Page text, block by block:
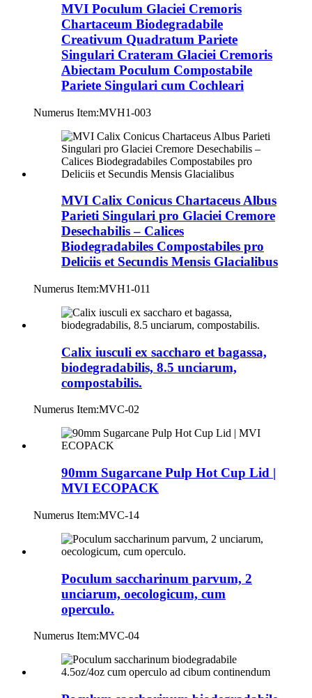
MVI Poculum Glaciei Cremoris
Chartaceum Biodegradabile
Creativum Quadratum Pariete
Singulari Crateram Glaciei Cremoris
Abiectam Poculum Compostabile
Pariete Singulari cum Cochleari
Numerus Item:MVH1-003
MVI Calix Conicus Chartaceus Albus
Parieti Singulari pro Glaciei Cremore
Desechabilis – Calices
Biodegradabiles Compostabiles pro
Deliciis et Secundis Mensis Glacialibus
Numerus Item:MVH1-011
Calix iusculi ex saccharo et bagassa,
biodegradabilis, 8.5 unciarum,
compostabilis.
Numerus Item:MVC-02
90mm Sugarcane Pulp Hot Cup Lid |
MVI ECOPACK
Numerus Item:MVC-14
Poculum saccharinum parvum, 2
unciarum, oecologicum, cum
operculo.
Numerus Item:MVC-04